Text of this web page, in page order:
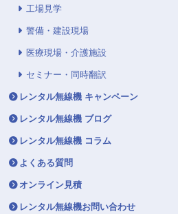
工場見学
警備・建設現場
医療現場・介護施設
セミナー・同時翻訳
レンタル無線機 キャンペーン
レンタル無線機 ブログ
レンタル無線機 コラム
よくある質問
オンライン見積
レンタル無線機お問い合わせ